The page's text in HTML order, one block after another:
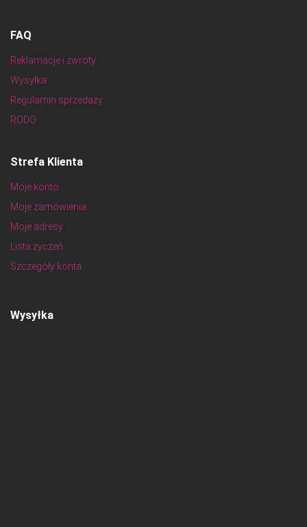
FAQ
Reklamacje i zwroty
Wysyłka
Regulamin sprzedaży
RODO
Strefa Klienta
Moje konto
Moje zamówienia
Moje adresy
Lista życzeń
Szczegóły konta
Wysyłka